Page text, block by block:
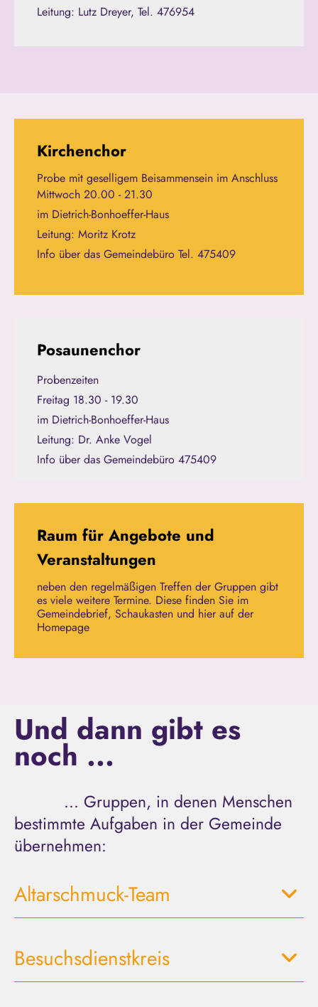
Leitung: Lutz Dreyer, Tel. 476954
Kirchenchor
Probe mit geselligem Beisammensein im Anschluss
Mittwoch 20.00 - 21.30
im Dietrich-Bonhoeffer-Haus
Leitung: Moritz Krotz
Info über das Gemeindebüro Tel. 475409
Posaunenchor
Probenzeiten
Freitag 18.30 - 19.30
im Dietrich-Bonhoeffer-Haus
Leitung: Dr. Anke Vogel
Info über das Gemeindebüro 475409
Raum für Angebote und
Veranstaltungen
neben den regelmäßigen Treffen der Gruppen gibt
es viele weitere Termine. Diese finden Sie im
Gemeindebrief, Schaukasten und hier auf der
Homepage
Und dann gibt es
noch ...
... Gruppen, in denen Menschen
bestimmte Aufgaben in der Gemeinde
übernehmen:
Altarschmuck-Team
Besuchsdienstkreis